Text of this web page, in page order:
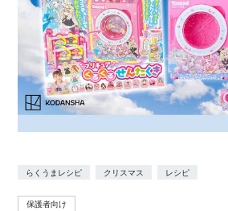
らくうまレシピ クリスマス レシピ
保護者向け